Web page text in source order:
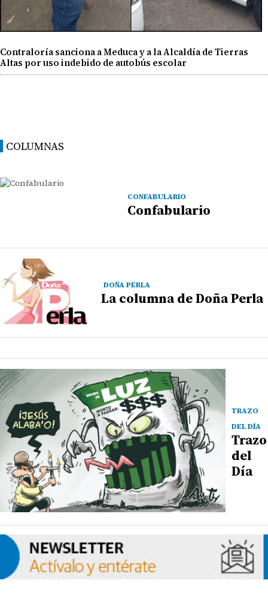
Contraloría sanciona a Meduca y a la Alcaldía de Tierras
Altas por uso indebido de autobús escolar
COLUMNAS
CONFABULARIO
Confabulario
DOÑA PERLA
La columna de Doña Perla
TRAZO
DEL DÍA
Trazo
del
Día